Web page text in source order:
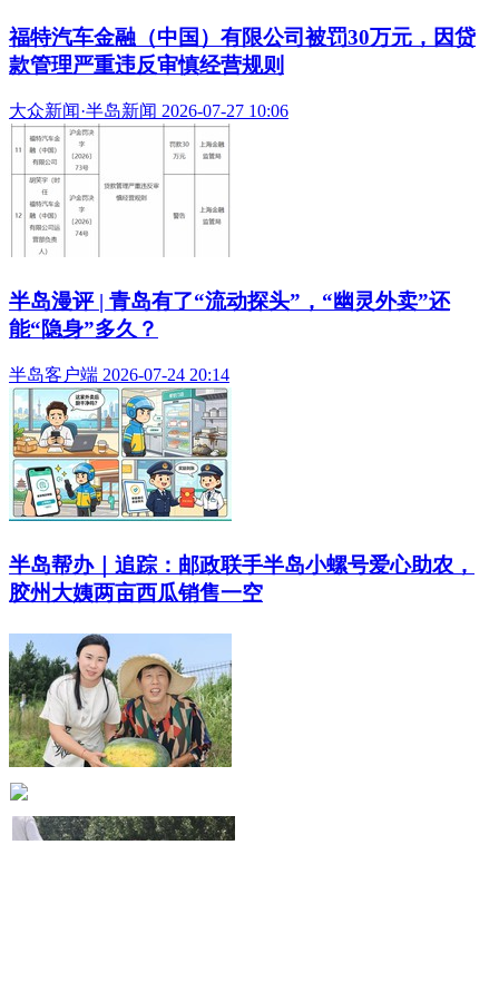
福特汽车金融（中国）有限公司被罚30万元，因贷
款管理严重违反审慎经营规则
大众新闻·半岛新闻 2026-07-27 10:06
半岛漫评 | 青岛有了“流动探头”，“幽灵外卖”还
能“隐身”多久？
半岛客户端 2026-07-24 20:14
半岛帮办｜追踪：邮政联手半岛小螺号爱心助农，
胶州大姨两亩西瓜销售一空